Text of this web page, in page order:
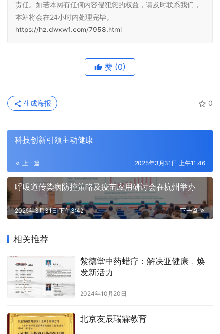
责任。如若本网有任何内容侵犯您的权益，请及时联系我们，
本站将会在24小时内处理完毕。
https://hz.dwxw1.com/7958.html
赞 (0)
0
生成海报
科技创新引领主动健康
上一篇 2025年3月31日 上午11:46
呼吸道传染病防控策略及疫苗应用研讨会在杭州举办
下一篇
2025年3月31日 下午3:42
相关推荐
紫德堂中药蜡疗：解决亚健康，焕
发新活力
2024年10月20日
北京友辰瑞霖教育